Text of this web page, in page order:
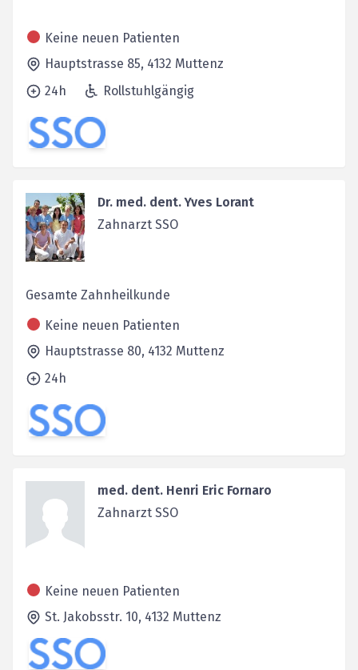
Keine neuen Patienten
Hauptstrasse 85, 4132 Muttenz
24h
Rollstuhlgängig
Dr. med. dent. Yves Lorant
Zahnarzt SSO
Gesamte Zahnheilkunde
Keine neuen Patienten
Hauptstrasse 80, 4132 Muttenz
24h
med. dent. Henri Eric Fornaro
Zahnarzt SSO
Keine neuen Patienten
St. Jakobsstr. 10, 4132 Muttenz